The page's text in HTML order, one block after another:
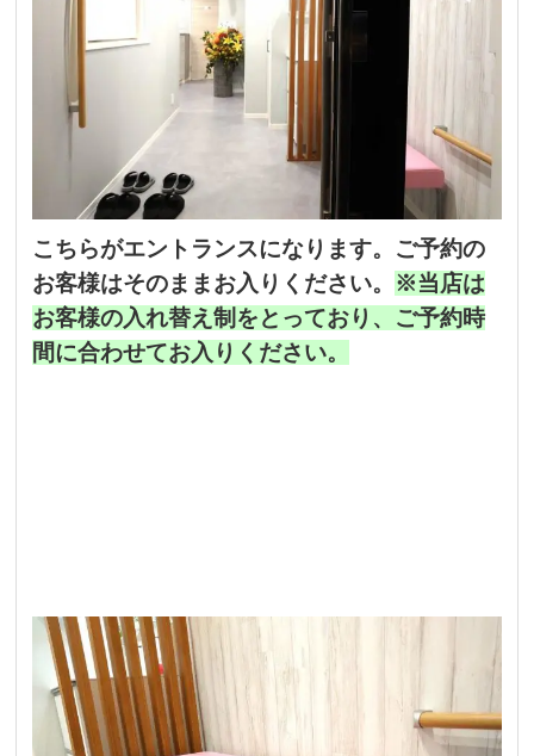
こちらがエントランスになります。ご予約の
お客様はそのままお入りください。 ※当店は
お客様の入れ替え制をとっており、ご予約時
間に合わせてお入りください。